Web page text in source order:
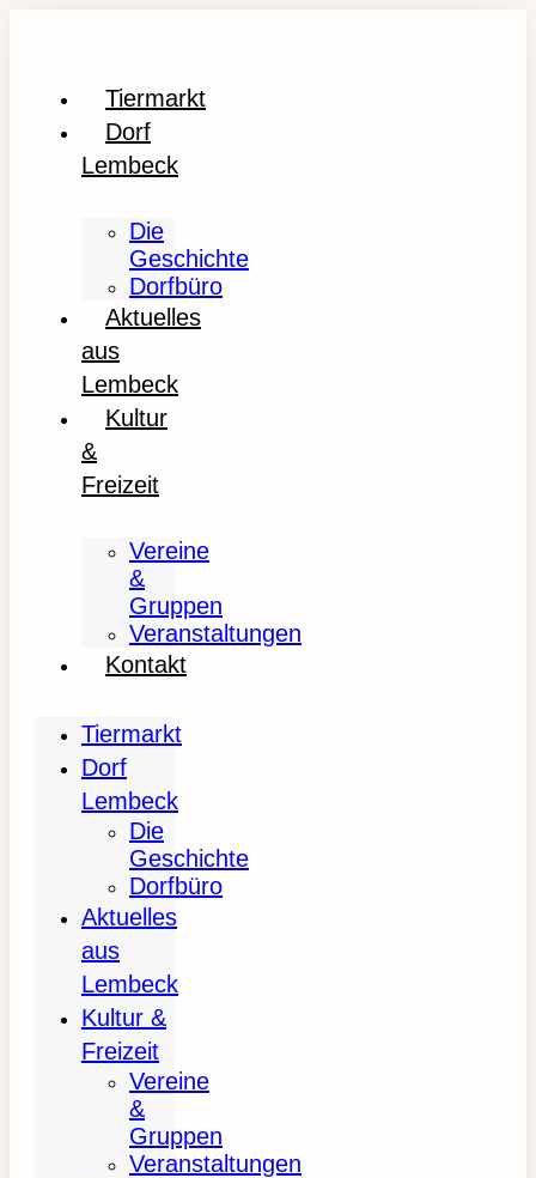
Tiermarkt
Dorf
Lembeck
Die
Geschichte
Dorfbüro
Aktuelles
aus
Lembeck
Kultur
&
Freizeit
Vereine
&
Gruppen
Veranstaltungen
Kontakt
Tiermarkt
Dorf
Lembeck
Die
Geschichte
Dorfbüro
Aktuelles
aus
Lembeck
Kultur &
Freizeit
Vereine
&
Gruppen
Veranstaltungen